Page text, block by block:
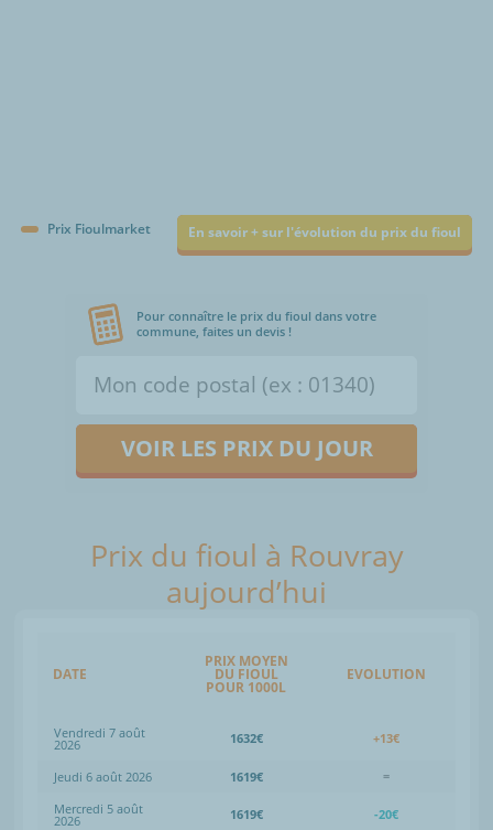
Prix Fioulmarket En savoir + sur l'évolution du prix du fioul
Pour connaître le prix du fioul dans votre
commune, faites un devis !
VOIR LES PRIX DU JOUR
Prix du fioul à Rouvray
aujourd’hui
DATE
PRIX MOYEN
DU FIOUL
POUR 1000L
EVOLUTION
Vendredi 7 août
2026 1632€ +13€
Jeudi 6 août 2026 1619€
=
Mercredi 5 août
2026 1619€ -20€